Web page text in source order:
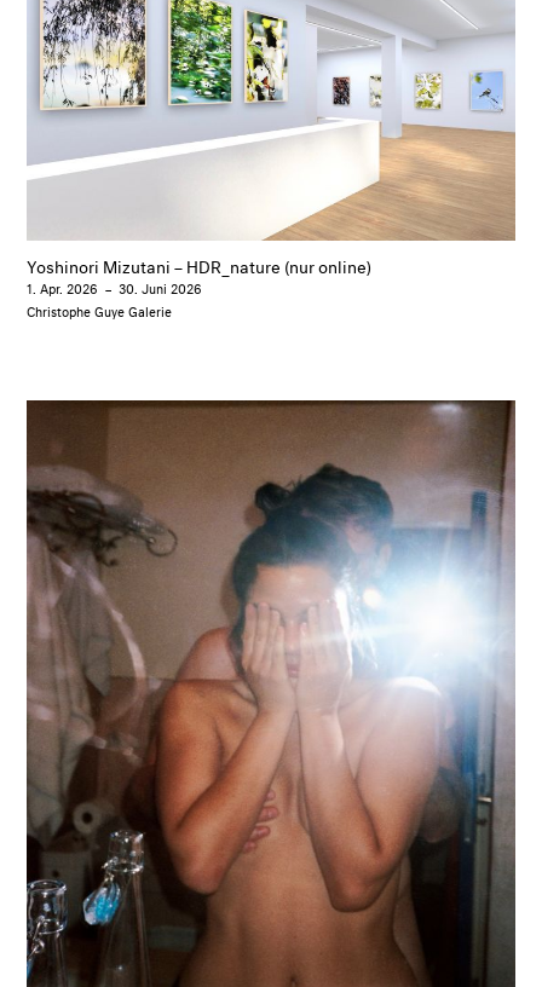
Yoshinori Mizutani – HDR_nature (nur online)
1. Apr. 2026 –30. Juni 2026
Christophe Guye Galerie